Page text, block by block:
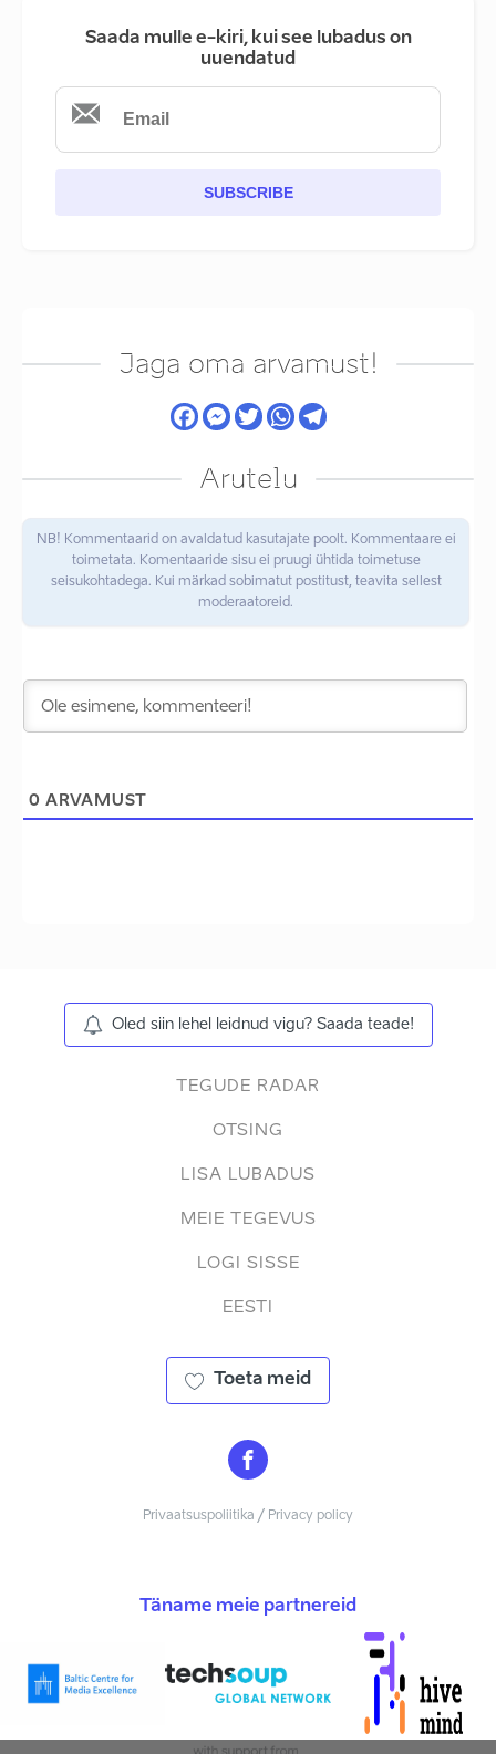
Saada mulle e-kiri, kui see lubadus on
uuendatud
SUBSCRIBE
Jaga oma arvamust!
Arutelu
NB! Kommentaarid on avaldatud kasutajate poolt. Kommentaare ei
toimetata. Komentaaride sisu ei pruugi ühtida toimetuse
seisukohtadega. Kui märkad sobimatut postitust, teavita sellest
moderaatoreid.
0 ARVAMUST
Oled siin lehel leidnud vigu? Saada teade!
TEGUDE RADAR
OTSING
LISA LUBADUS
MEIE TEGEVUS
LOGI SISSE
EESTI
Toeta meid
Privaatsuspoliitika / Privacy policy
Täname meie partnereid